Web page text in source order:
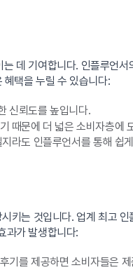
데 기여합니다. 인플루언
혜택을 누릴 수 있습니다:
신뢰도를 높입니다.
때문에 더 넓은 소비자층에
라도 인플루언서를 통해 쉽
키는 것입니다. 업계 최고
과가 발생합니다:
기를 제공하면 소비자들은